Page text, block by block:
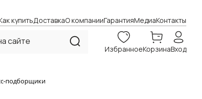
купитьДоставкаО компанииГарантияМедиаКонтакты
ИзбранноеКорзинаВход
подборщики